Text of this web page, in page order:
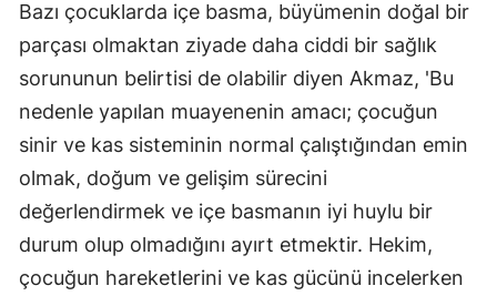
Bazı çocuklarda içe basma, büyümenin doğal bir
parçası olmaktan ziyade daha ciddi bir sağlık
sorununun belirtisi de olabilir diyen Akmaz, 'Bu
nedenle yapılan muayenenin amacı; çocuğun
sinir ve kas sisteminin normal çalıştığından emin
olmak, doğum ve gelişim sürecini
değerlendirmek ve içe basmanın iyi huylu bir
durum olup olmadığını ayırt etmektir. Hekim,
çocuğun hareketlerini ve kas gücünü incelerken